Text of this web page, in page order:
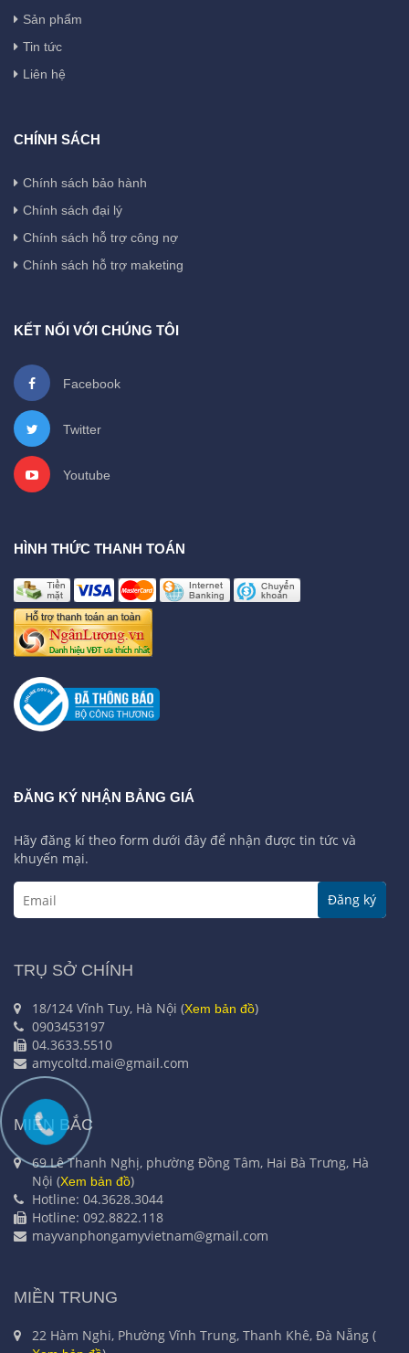
Sản phẩm
Tin tức
Liên hệ
CHÍNH SÁCH
Chính sách bảo hành
Chính sách đại lý
Chính sách hỗ trợ công nợ
Chính sách hỗ trợ maketing
KẾT NỐI VỚI CHÚNG TÔI
Facebook
Twitter
Youtube
HÌNH THỨC THANH TOÁN
ĐĂNG KÝ NHẬN BẢNG GIÁ
Hãy đăng kí theo form dưới đây để nhận được tin tức và
khuyến mại.
Đăng ký
TRỤ SỞ CHÍNH
18/124 Vĩnh Tuy, Hà Nội (Xem bản đồ)
0903453197
04.3633.5510
amycoltd.mai@gmail.com
MIỀN BẮC
69 Lê Thanh Nghị, phường Đồng Tâm, Hai Bà Trưng, Hà
Nội (Xem bản đồ)
Hotline: 04.3628.3044
Hotline: 092.8822.118
mayvanphongamyvietnam@gmail.com
MIỀN TRUNG
22 Hàm Nghi, Phường Vĩnh Trung, Thanh Khê, Đà Nẵng (